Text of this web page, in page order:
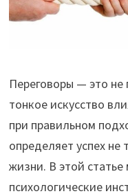
Переговоры — это
тонкое искусство
при правильном
определяет успех не
жизни. В этой
психологические